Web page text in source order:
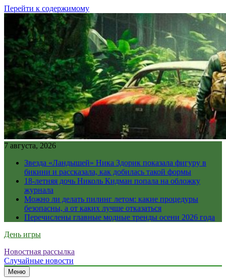
Перейти к содержимому
7 августа, 2026
Звезда «Ландышей» Ника Здорик показала фигуру в
бикини и рассказала, как добилась такой формы
18-летняя дочь Николь Кидман попала на обложку
журнала
Можно ли делать пилинг летом: какие процедуры
безопасны, а от каких лучше отказаться
Перечислены главные модные тренды осени 2026 года
День игры
Новостная рассылка
Случайные новости
Меню